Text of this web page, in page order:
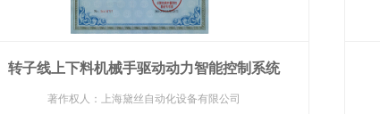
转子线上下料机械手驱动动力智能控制系统
著作权人：上海黛丝自动化设备有限公司